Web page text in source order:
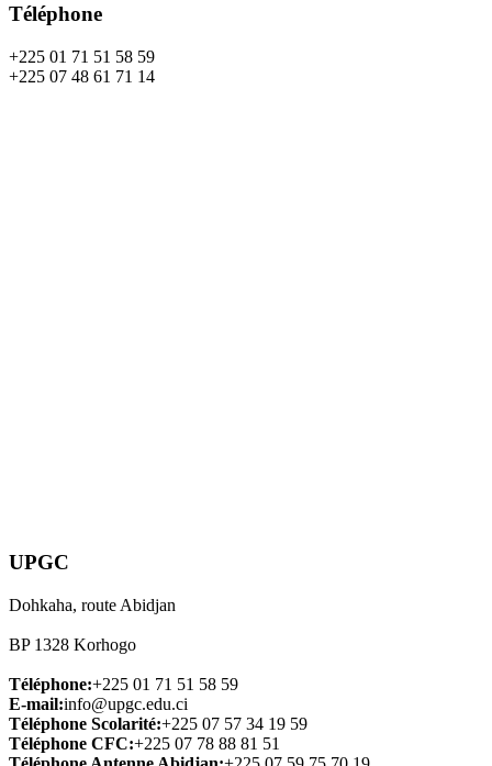
Téléphone
+225 01 71 51 58 59
+225 07 48 61 71 14
UPGC
Dohkaha, route Abidjan
BP 1328 Korhogo
Téléphone:+225 01 71 51 58 59
E-mail:info@upgc.edu.ci
Téléphone Scolarité:+225 07 57 34 19 59
Téléphone CFC:+225 07 78 88 81 51